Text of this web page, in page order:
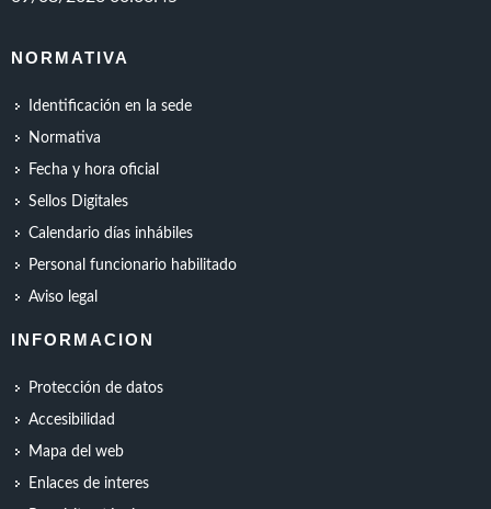
NORMATIVA
Identificación en la sede
Normativa
Fecha y hora oficial
Sellos Digitales
Calendario días inhábiles
Personal funcionario habilitado
Aviso legal
INFORMACION
Protección de datos
Accesibilidad
Mapa del web
Enlaces de interes